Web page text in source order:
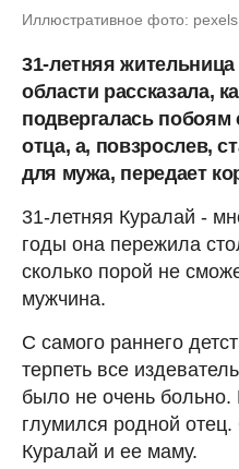
Иллюстративное фото:
31-летняя
области рассказала,
подвергалась
отца, а, повзрослев,
для мужа, передает
31-летняя Куралай -
годы она пережила
сколько порой не
мужчина.
С самого раннего
терпеть все
было не очень больно.
глумился родной
Куралай и ее маму.